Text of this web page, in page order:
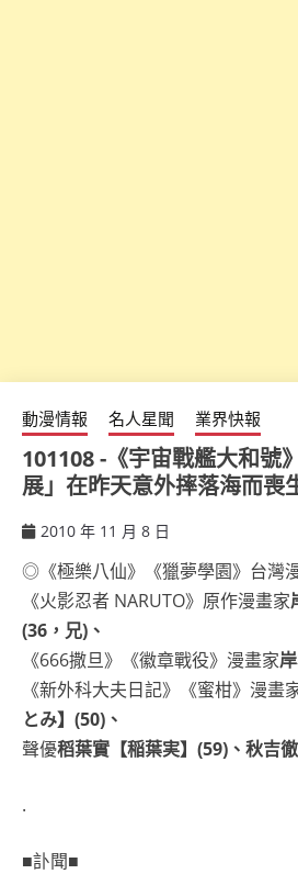
動漫情報 名人星聞 業界快報
101108 -《宇宙戰艦大和號
展」在昨天意外摔落海而喪
2010 年 11 月 8 日
◎《極樂八仙》《獵夢學園》台灣
《火影忍者 NARUTO》原作漫畫家
(36，兄)、
《666撒旦》《徽章戰役》漫畫家
《新外科大夫日記》《蜜柑》漫畫
とみ】(50)、
聲優稻葉實【稲葉実】(59)、秋吉徹
.
■訃聞■